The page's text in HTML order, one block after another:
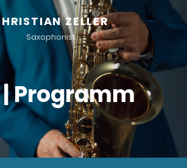
ZELLER
Saxophonist
| Programm